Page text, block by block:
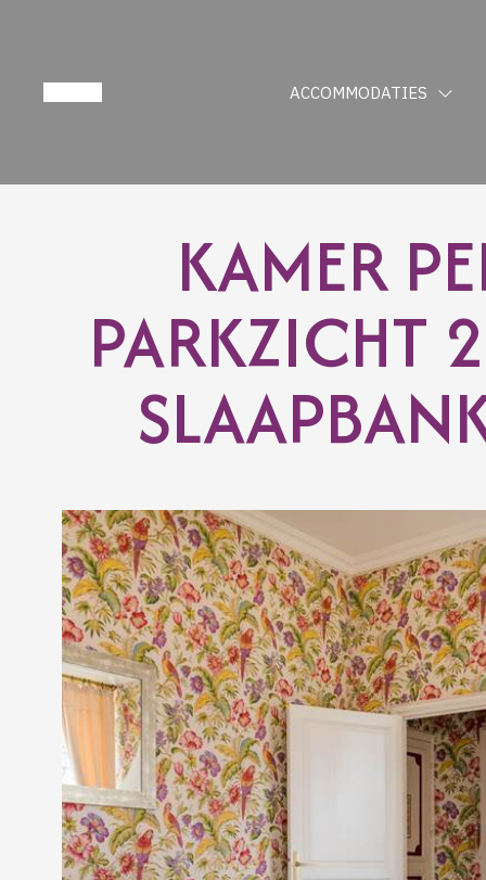
ACCOMMODATIES
KAMER
PARKZICHT